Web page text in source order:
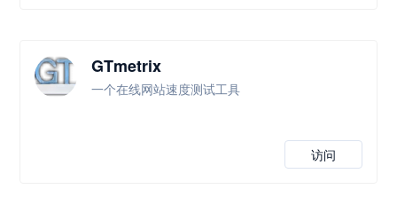
GTmetrix
一个在线网站速度测试工具
访问